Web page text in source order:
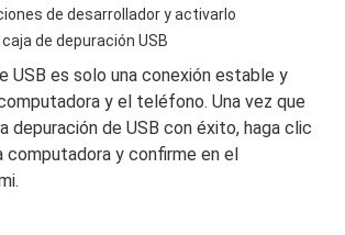
de desarrollador y activarlo
de depuración USB
USB es solo una conexión estable y
y el teléfono. Una vez que
depuración de USB con éxito, haga clic
computadora y confirme en el